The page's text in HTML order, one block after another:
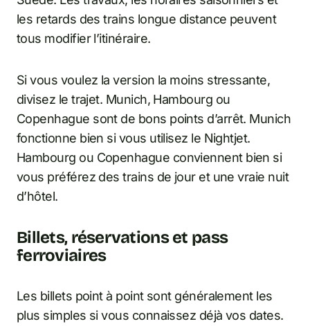
les retards des trains longue distance peuvent
tous modifier l’itinéraire.
Si vous voulez la version la moins stressante,
divisez le trajet. Munich, Hambourg ou
Copenhague sont de bons points d’arrêt. Munich
fonctionne bien si vous utilisez le Nightjet.
Hambourg ou Copenhague conviennent bien si
vous préférez des trains de jour et une vraie nuit
d’hôtel.
Billets, réservations et pass
ferroviaires
Les billets point à point sont généralement les
plus simples si vous connaissez déjà vos dates.